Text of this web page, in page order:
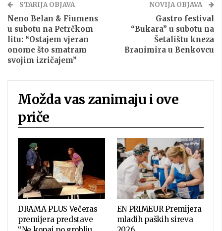
STARIJA OBJAVA
Neno Belan & Fiumens
u subotu na Petrčkom
litu: “Ostajem vjeran
onome što smatram
svojim izričajem”
NOVIJA OBJAVA
Gastro festival
“Bukara” u subotu na
Šetalištu kneza
Branimira u Benkovcu
Možda vas zanimaju i ove
priče
DRAMA PLUS Večeras
premijera predstave
EN PRIMEUR Premijera
mladih paških sireva